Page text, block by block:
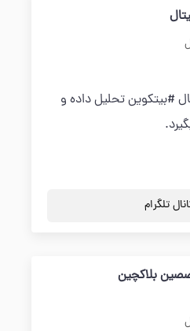
#بیتکوین تحلیل داده و
تلگرام
بلاکچین